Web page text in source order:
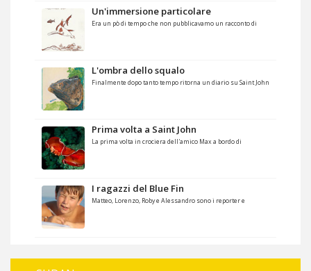
Un'immersione particolare
Era un pò di tempo che non pubblicavamo un racconto di
L'ombra dello squalo
Finalmente dopo tanto tempo ritorna un diario su Saint John
Prima volta a Saint John
La prima volta in crociera dell'amico Max a bordo di
I ragazzi del Blue Fin
Matteo, Lorenzo, Roby e Alessandro sono i reporter e